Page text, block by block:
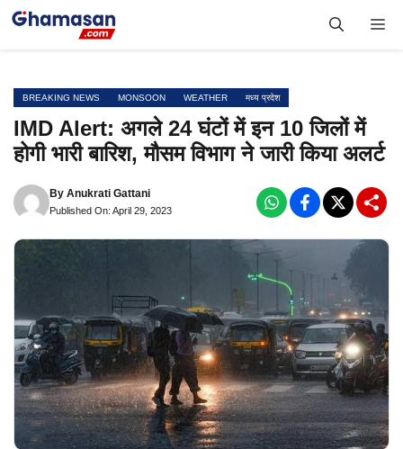
Skip
BREAKING NEWS MONSOON WEATHER मध्य प्रदेश
IMD Alert: अगले 24 घंटों में इन 10 जिलों में
होगी भारी बारिश, मौसम विभाग ने जारी किया अलर्ट
By Anukrati Gattani
Published On: April 29, 2023